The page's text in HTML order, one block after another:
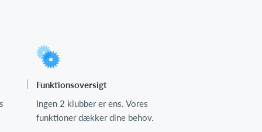
Funktionsoversigt
Ingen 2 klubber er ens. Vores
funktioner dækker dine behov.